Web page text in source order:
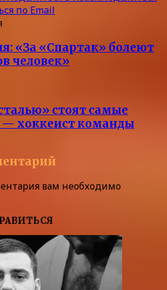
по Email
«За «Спартак» болеют
человек»
стоят самые
— хоккеист команды
вам необходимо